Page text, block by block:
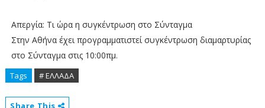
Απεργία: Τι ώρα η συγκέντρωση στο Σύνταγμα
Στην Αθήνα έχει προγραμματιστεί συγκέντρωση διαμαρτυρίας
στο Σύνταγμα στις 10:00πμ.
Tags # ΕΛΛΑΔΑ
Share This